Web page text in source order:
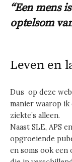
“Een mens
optelsom
Leven en
Dus op deze
manier waarop ik
ziekte’s alleen.
Naast SLE, APS
opgroeiende
en soms ook